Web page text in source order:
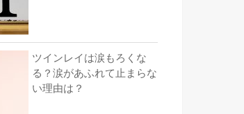
ツインレイは涙もろくな
る？涙があふれて止まらな
い理由は？